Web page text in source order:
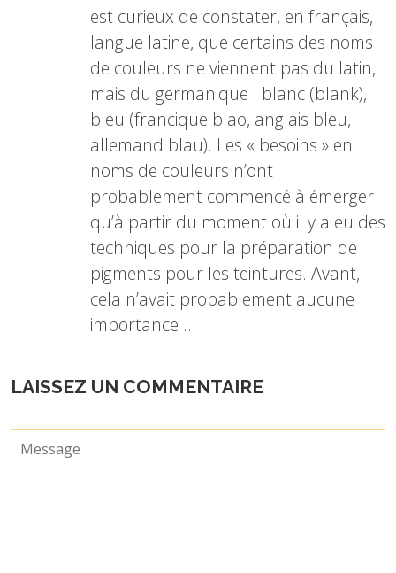
est curieux de constater, en français,
langue latine, que certains des noms
de couleurs ne viennent pas du latin,
mais du germanique : blanc (blank),
bleu (francique blao, anglais bleu,
allemand blau). Les « besoins » en
noms de couleurs n’ont
probablement commencé à émerger
qu’à partir du moment où il y a eu des
techniques pour la préparation de
pigments pour les teintures. Avant,
cela n’avait probablement aucune
importance …
LAISSEZ UN COMMENTAIRE